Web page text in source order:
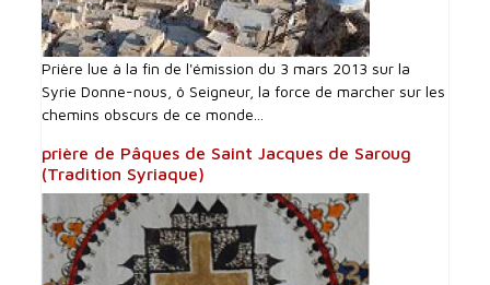
Prière lue à la fin de l'émission du 3 mars 2013 sur la
Syrie Donne-nous, ô Seigneur, la force de marcher sur les
chemins obscurs de ce monde...
prière de Pâques de Saint Jacques de Saroug
(Tradition Syriaque)